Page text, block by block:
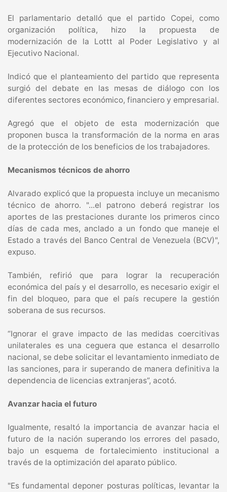
El parlamentario detalló que el partido Copei, como
organización política, hizo la propuesta de
modernización de la Lottt al Poder Legislativo y al
Ejecutivo Nacional.
Indicó que el planteamiento del partido que representa
surgió del debate en las mesas de diálogo con los
diferentes sectores económico, financiero y empresarial.
Agregó que el objeto de esta modernización que
proponen busca la transformación de la norma en aras
de la protección de los beneficios de los trabajadores.
Mecanismos técnicos de ahorro
Alvarado explicó que la propuesta incluye un mecanismo
técnico de ahorro. "...el patrono deberá registrar los
aportes de las prestaciones durante los primeros cinco
días de cada mes, anclado a un fondo que maneje el
Estado a través del Banco Central de Venezuela (BCV)",
expuso.
También, refirió que para lograr la recuperación
económica del país y el desarrollo, es necesario exigir el
fin del bloqueo, para que el país recupere la gestión
soberana de sus recursos.
“Ignorar el grave impacto de las medidas coercitivas
unilaterales es una ceguera que estanca el desarrollo
nacional, se debe solicitar el levantamiento inmediato de
las sanciones, para ir superando de manera definitiva la
dependencia de licencias extranjeras”, acotó.
Avanzar hacia el futuro
Igualmente, resaltó la importancia de avanzar hacia el
futuro de la nación superando los errores del pasado,
bajo un esquema de fortalecimiento institucional a
través de la optimización del aparato público.
"Es fundamental deponer posturas políticas, levantar la